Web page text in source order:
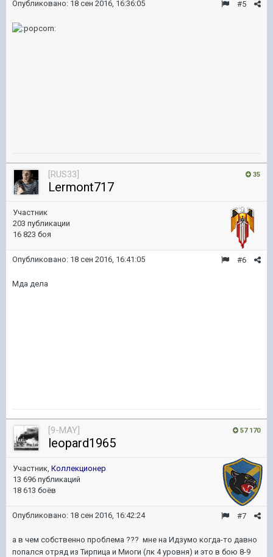
#5
Опубликовано: 18 сен 2016, 16:36:05
35
[RUS33]
Lermont717
Участник
203 публикации
16 823 боя
#6
Опубликовано: 18 сен 2016, 16:41:05
Мда дела
57 170
[9-MAY]
leopard1965
Участник, Коллекционер
13 696 публикаций
18 613 боёв
#7
Опубликовано: 18 сен 2016, 16:42:24
а в чем собственно проблема ??? мне на Идзумо когда-то давно
попался отряд из Тирпица и Миоги (лк 4 уровня) и это в бою 8-9